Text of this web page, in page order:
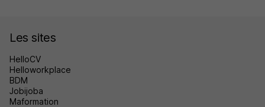
Les sites
HelloCV
Helloworkplace
BDM
Jobijoba
Maformation